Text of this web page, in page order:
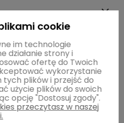
cookie
im technologie
działanie strony i
ofertę do Twoich
wykorzystanie
tych plików i przejść do
użycie plików do swoich
opcję "Dostosuj zgody".
przeczytasz w naszej